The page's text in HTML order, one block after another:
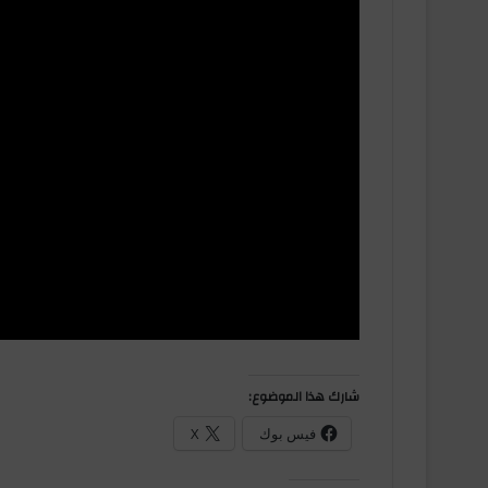
شارك هذا الموضوع:
فيس بوك X